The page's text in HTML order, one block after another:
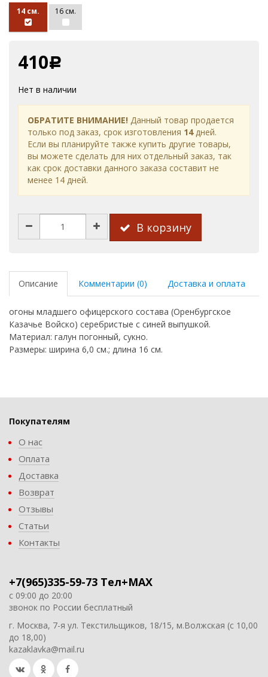
14 см. 16 см.
410Р
Нет в наличии
ОБРАТИТЕ ВНИМАНИЕ! Данный товар продается
только под заказ, срок изготовления 14дней.
Если вы планируйте также купить другие товары,
вы можете сделать для них отдельный заказ, так
как срок доставки данного заказа составит не
менее 14 дней.
В корзину
Описание Комментарии (0) Доставка и оплата
огоны младшего офицерского состава (Оренбургское
Казачье Войско) серебристые с синей выпушкой.
Материал: галун погонный, сукно.
Размеры: ширина 6,0 см.; длина 16 см.
Покупателям
О нас
Оплата
Доставка
Возврат
Отзывы
Статьи
Контакты
+7(965)335-59-73 Тел+MAX
с 09:00 до 20:00
звонок по России бесплатный
г. Москва, 7-я ул. Текстильщиков, 18/15, м.Волжская (с 10,00
до 18,00)
kazaklavka@mail.ru